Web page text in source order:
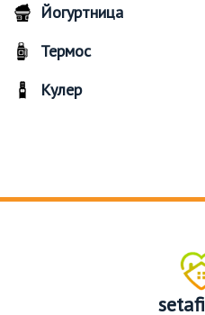
Йогуртница
Термос
Кулер
setafi